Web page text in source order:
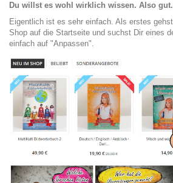
Du willst es wohl wirklich wissen. Also gut.
Eigentlich ist es sehr einfach. Als erstes
Shop auf die Startseite und suchst Dir eines
einfach auf "Anpassen".